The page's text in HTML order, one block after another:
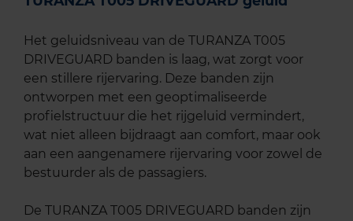
Het geluidsniveau van de TURANZA T005
DRIVEGUARD banden is laag, wat zorgt voor
een stillere rijervaring. Deze banden zijn
ontworpen met een geoptimaliseerde
profielstructuur die het rijgeluid vermindert,
wat niet alleen bijdraagt aan comfort, maar ook
aan een aangenamere rijervaring voor zowel de
bestuurder als de passagiers.
De TURANZA T005 DRIVEGUARD banden zijn